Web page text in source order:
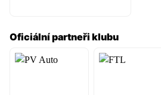
Oficiální partneři klubu